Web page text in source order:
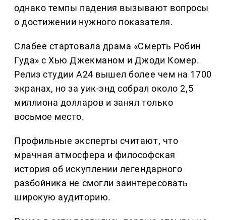
однако темпы падения вызывают вопросы
о достижении нужного показателя.
Слабее стартовала драма «Смерть Робин
Гуда» с Хью Джекманом и Джоди Комер.
Релиз студии A24 вышел более чем на 1700
экранах, но за уик-энд собрал около 2,5
миллиона долларов и занял только
восьмое место.
Профильные эксперты считают, что
мрачная атмосфера и философская
история об искуплении легендарного
разбойника не смогли заинтересовать
широкую аудиторию.